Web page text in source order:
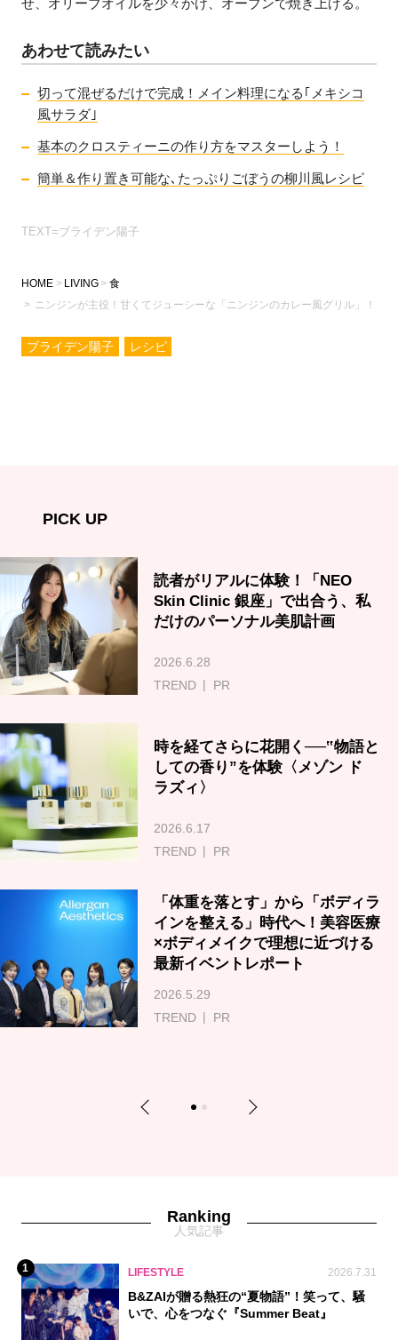
あわせて読みたい
切って混ぜるだけで完成！メイン料理になる｢メキシコ
風サラダ｣
基本のクロスティーニの作り方をマスターしよう！
簡単＆作り置き可能な､たっぷりごぼうの柳川風レシピ
TEXT=ブライデン陽子
HOME LIVING
食
ニンジンが主役！甘くてジューシーな「ニンジンのカレー風グリル」！
ブライデン陽子 レシピ
PICK UP
読者がリアルに体験！「NEO
Skin Clinic 銀座」で出合う、私
だけのパーソナル美肌計画
2026.6.28
TREND
PR
時を経てさらに花開く──‟物語と
しての香り”を体験〈メゾン ド
ラズィ〉
2026.6.17
TREND
PR
「体重を落とす」から「ボディラ
インを整える」時代へ！美容医療
×ボディメイクで理想に近づける
最新イベントレポート
2026.5.29
TREND
PR
Previous 1 2 Next
Ranking
人気記事
1 LIFESTYLE 2026.7.31
B&ZAIが贈る熱狂の“夏物語”！笑って、騒
いで、心をつなぐ『Summer Beat』